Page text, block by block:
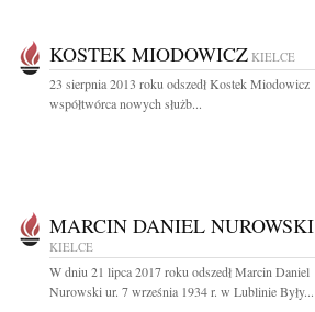
KOSTEK MIODOWICZ KIELCE
23 sierpnia 2013 roku odszedł Kostek Miodowicz
współtwórca nowych służb...
MARCIN DANIEL NUROWSKI
KIELCE
W dniu 21 lipca 2017 roku odszedł Marcin Daniel
Nurowski ur. 7 września 1934 r. w Lublinie Były...